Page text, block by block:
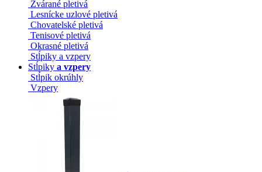
Zvárané pletivá
Lesnícke uzlové pletivá
Chovatelské pletivá
Tenisové pletivá
Okrasné pletivá
Stĺpiky a vzpery
Stĺpiky a vzpery
Stĺpik okrúhly
Vzpery